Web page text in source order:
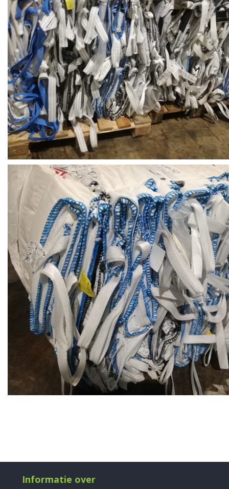
Informatie over